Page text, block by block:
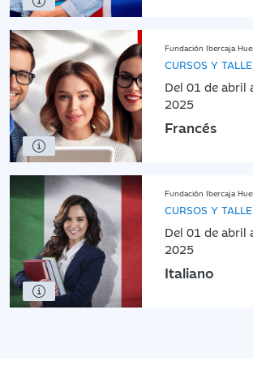
Fundación Ibercaja
CURSOS Y
Del 01 de abril
2025
Francés
Fundación Ibercaja
CURSOS Y
Del 01 de abril
2025
Italiano